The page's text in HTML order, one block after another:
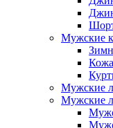
Мужские
Мужские
Мужские